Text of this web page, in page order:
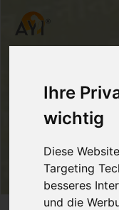
Ihre
wichtig
Diese
Targeting
besseres
und die